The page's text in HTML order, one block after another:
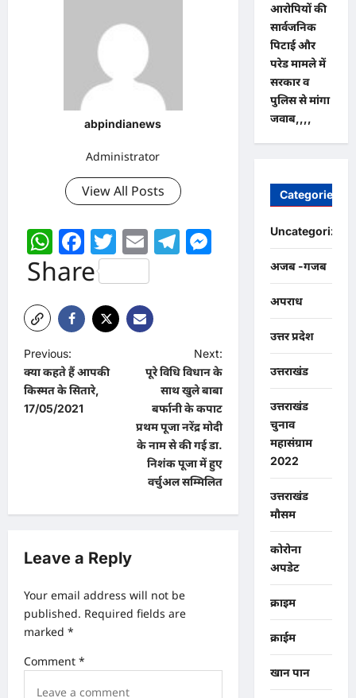
abpindianews
Administrator
View All Posts
WhatsApp
Facebook
Twitter
EmailTelegram
Messenger
Share
P
o
s
g
t
i
o
n
Previous:
क्या कहते हैं आपकी
किस्मत के सितारे,
17/05/2021
Next:
पूरे विधि विधान के
साथ खुले बाबा
बर्फानी के कपाट
प्रथम पूजा नरेंद्र मोदी
के नाम से की गई डा.
निशंक पूजा में हुए
वर्चुअल सम्मिलित
Leave a Reply
Your email address will not be
published. Required fields are
marked *
Comment *
आरोपियों की
सार्वजनिक
पिटाई और
परेड मामले में
सरकार व
पुलिस से मांगा
जवाब,,,,
Categories
Uncategorized
अजब -गजब
अपराध
उत्तर प्रदेश
उत्तराखंड
उत्तराखंड
चुनाव
महासंग्राम
2022
उत्तराखंड
मौसम
कोरोना
अपडेट
क्राइम
क्राईम
खान पान